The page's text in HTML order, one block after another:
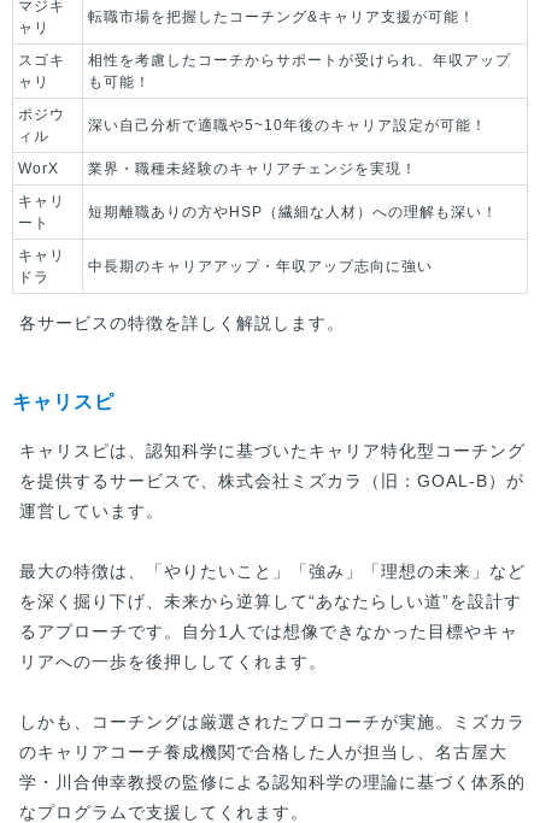
マジキ
ャリ
転職市場を把握したコーチング&キャリア支援が可能！
スゴキ
ャリ
相性を考慮したコーチからサポートが受けられ、年収アップ
も可能！
ポジウ
ィル
深い自己分析で適職や5~10年後のキャリア設定が可能！
WorX
業界・職種未経験のキャリアチェンジを実現！
キャリ
ート
短期離職ありの方やHSP（繊細な人材）への理解も深い！
キャリ
ドラ
中長期のキャリアアップ・年収アップ志向に強い
各サービスの特徴を詳しく解説します。
キャリスピ
キャリスピは、認知科学に基づいたキャリア特化型コーチング
を提供するサービスで、株式会社ミズカラ（旧：GOAL-B）が
運営しています。
最大の特徴は、「やりたいこと」「強み」「理想の未来」など
を深く掘り下げ、未来から逆算して“あなたらしい道”を設計す
るアプローチです。自分1人では想像できなかった目標やキャ
リアへの一歩を後押ししてくれます。
しかも、コーチングは厳選されたプロコーチが実施。ミズカラ
のキャリアコーチ養成機関で合格した人が担当し、名古屋大
学・川合伸幸教授の監修による認知科学の理論に基づく体系的
なプログラムで支援してくれます。